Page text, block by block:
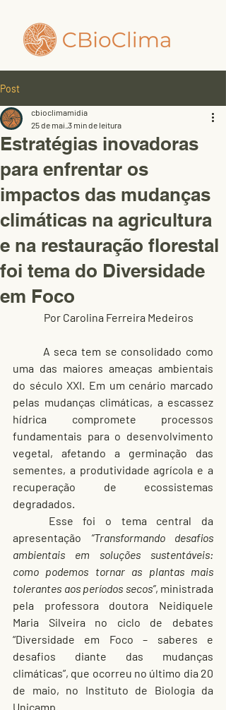
Post
Estratégias inovadoras
para enfrentar os
impactos das mudanças
climáticas na agricultura
e na restauração florestal
foi tema do Diversidade
em Foco
cbioclimamidia
25 de mai. 3 min de leitura
uma das maiores ameaças ambientais
do século XXI. Em um cenário marcado
pelas mudanças climáticas, a escassez
hídrica compromete processos
fundamentais para o desenvolvimento
vegetal, afetando a germinação das
sementes, a produtividade agrícola e a
recuperação de ecossistemas
degradados.
apresentação “Transformando desafios
ambientais em soluções sustentáveis:
como podemos tornar as plantas mais
tolerantes aos períodos secos”, ministrada
pela professora doutora Neidiquele
Maria Silveira no ciclo de debates
“Diversidade em Foco – saberes e
desafios diante das mudanças
climáticas”, que ocorreu no último dia 20
de maio, no Instituto de Biologia da
Unicamp.